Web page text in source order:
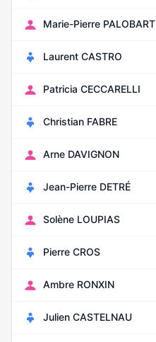
Marie-Pierre PALOBART
Laurent CASTRO
Patricia CECCARELLI
Christian FABRE
Arne DAVIGNON
Jean-Pierre DETRÉ
Solène LOUPIAS
Pierre CROS
Ambre RONXIN
Julien CASTELNAU